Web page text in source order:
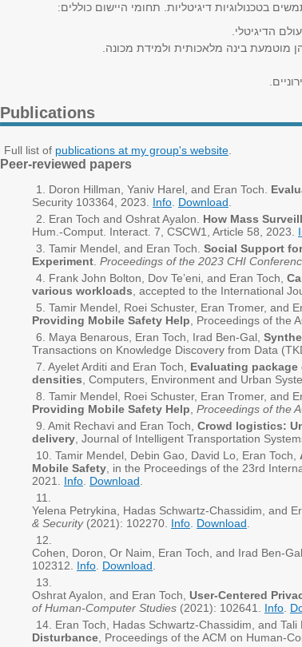
בטכנולוגיות דיגיטליות. תחומי היישום כוללים:
הדיגיטלי.
מוטמעת בינה מלאכותית ולמידת מכונה.
Publications
Full list of publications at my group's website
Peer-reviewed papers
Doron Hillman, Yaniv Harel, and Eran Toch.
Security 103364, 2023. Info Download
Eran Toch and Oshrat Ayalon. How Mass
Hum.-Comput. Interact. 7, CSCW1, Article 58, 2023.
Tamir Mendel, and Eran Toch. Social Support
Experiment Proceedings of the 2023 CHI
Frank John Bolton, Dov Te’eni, and Eran Toch,
various workloads , accepted to the International
Tamir Mendel, Roei Schuster, Eran Tromer, and
Providing Mobile Safety Help , Proceedings of the
Maya Benarous, Eran Toch, Irad Ben-Gal,
Transactions on Knowledge Discovery from Data
Ayelet Arditi and Eran Toch, Evaluating
densities , Computers, Environment and Urban
Tamir Mendel, Roei Schuster, Eran Tromer, and
Providing Mobile Safety Help Proceedings of the
Amit Rechavi and Eran Toch, Crowd logistics:
delivery , Journal of Intelligent Transportation
Tamir Mendel, Debin Gao, David Lo, Eran Toch,
Mobile Safety , in the Proceedings of the 23rd
2021. Info Download
Yelena Petrykina, Hadas Schwartz-Chassidim, and
& Security(2021): 102270. Info Download
Cohen, Doron, Or Naim, Eran Toch, and Irad Ben-Gal,
102312. Info Download
Oshrat Ayalon, and Eran Toch, User-Centered
of Human-Computer Studies (2021): 102641. Info
Eran Toch, Hadas Schwartz-Chassidim, and Tali
Disturbance , Proceedings of the ACM on Human-